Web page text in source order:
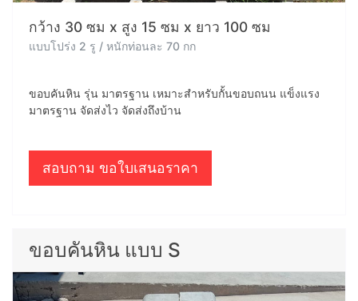
กว้าง 30 ซม x สูง 15 ซม x ยาว 100 ซม
แบบโปร่ง 2 รู / หนักท่อนละ 70 กก
ขอบคันหิน รุ่น มาตรฐาน เหมาะสำหรับกั้นขอบถนน แข็งแรง
มาตรฐาน จัดส่งไว จัดส่งถึงบ้าน
สอบถาม ขอใบเสนอราคา
ขอบคันหิน แบบ S